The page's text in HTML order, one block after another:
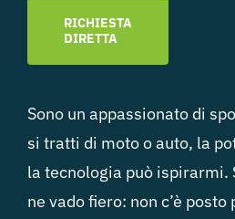
RICHIESTA
DIRETTA
Sono un appassionato di
si tratti di moto o auto, la
la tecnologia può ispirarmi.
ne vado fiero: non c’è